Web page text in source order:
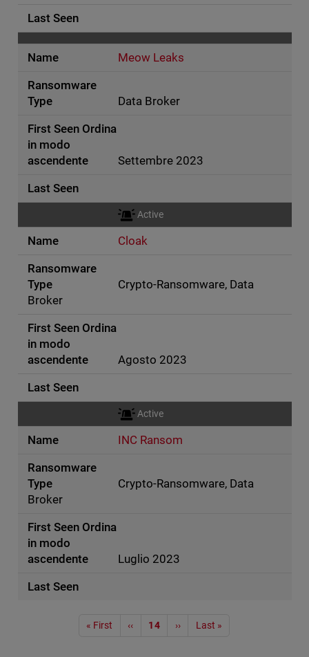
Meow Leaks
Data Broker
Settembre 2023
Active
Cloak
Crypto-Ransomware, Data
Broker
Agosto 2023
Active
INC Ransom
Crypto-Ransomware, Data
Broker
Luglio 2023
Paginazione« First ‹‹ 14 ›› Last »